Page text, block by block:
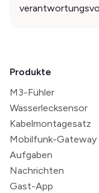
Produkte
M3-Fühler
Wasserlecksensor
Kabelmontagesatz
Mobilfunk-Gateway
Aufgaben
Nachrichten
Gast-App